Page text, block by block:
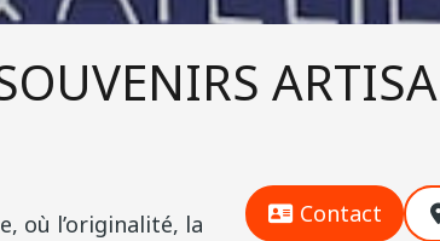
où l’originalité, la
Contact